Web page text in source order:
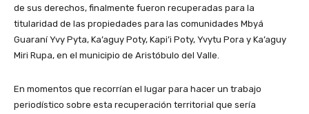
de sus derechos, finalmente fueron recuperadas para la
titularidad de las propiedades para las comunidades Mbyá
Guaraní Yvy Pyta, Ka’aguy Poty, Kapi’i Poty, Yvytu Pora y Ka’aguy
Miri Rupa, en el municipio de Aristóbulo del Valle.
En momentos que recorrían el lugar para hacer un trabajo
periodístico sobre esta recuperación territorial que sería